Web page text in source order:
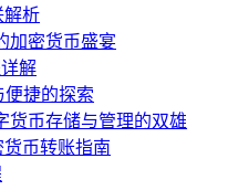
解析
加密货币盛宴
解
便捷的探索
货币存储与管理的双雄
货币转账指南